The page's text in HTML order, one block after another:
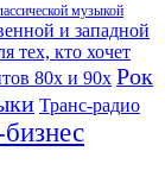
музыкой
и западной
тех, кто хочет
80х и 90х Рок
Транс-радио